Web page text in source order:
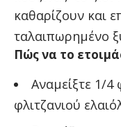
καθαρίζουν και
ταλαιπωρημένο
Πώς να το
Αναμείξτε 1/4
φλιτζανιού